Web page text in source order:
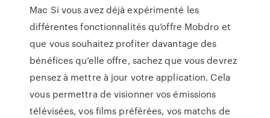
Mac Si vous avez déjà expérimenté les
différentes fonctionnalités qu’offre Mobdro et
que vous souhaitez profiter davantage des
bénéfices qu’elle offre, sachez que vous devrez
pensez à mettre à jour votre application. Cela
vous permettra de visionner vos émissions
télévisées, vos films préférées, vos matchs de